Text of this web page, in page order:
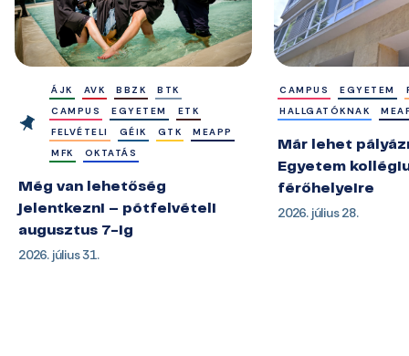
ÁJK AVK BBZK
BTK
CAMPUS
EGYETEM
ETK
FELVÉTELI
GÉIK GTK
MEAPP
MFK
OKTATÁS
Még van lehetőség
jelentkezni – pótfelvételi
augusztus 7-ig
2026. július 31.
CAMPUS EGYETEM
HALLGATÓKNAK
Már lehet
Egyetem
férőhelyeire
2026. július 28.